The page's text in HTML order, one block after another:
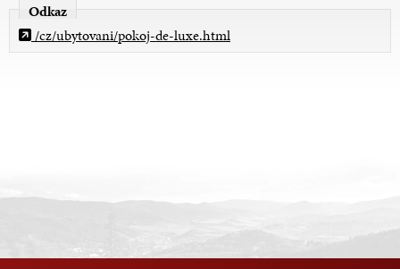
Odkaz
/cz/ubytovani/pokoj-de-luxe.html